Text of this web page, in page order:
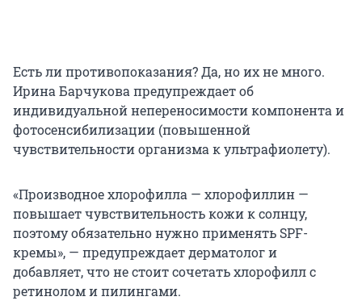
Есть ли противопоказания? Да, но их не много.
Ирина Барчукова предупреждает об
индивидуальной непереносимости компонента и
фотосенсибилизации (повышенной
чувствительности организма к ультрафиолету).
«Производное хлорофилла — хлорофиллин —
повышает чувствительность кожи к солнцу,
поэтому обязательно нужно применять SPF-
кремы», — предупреждает дерматолог и
добавляет, что не стоит сочетать хлорофилл с
ретинолом и пилингами.